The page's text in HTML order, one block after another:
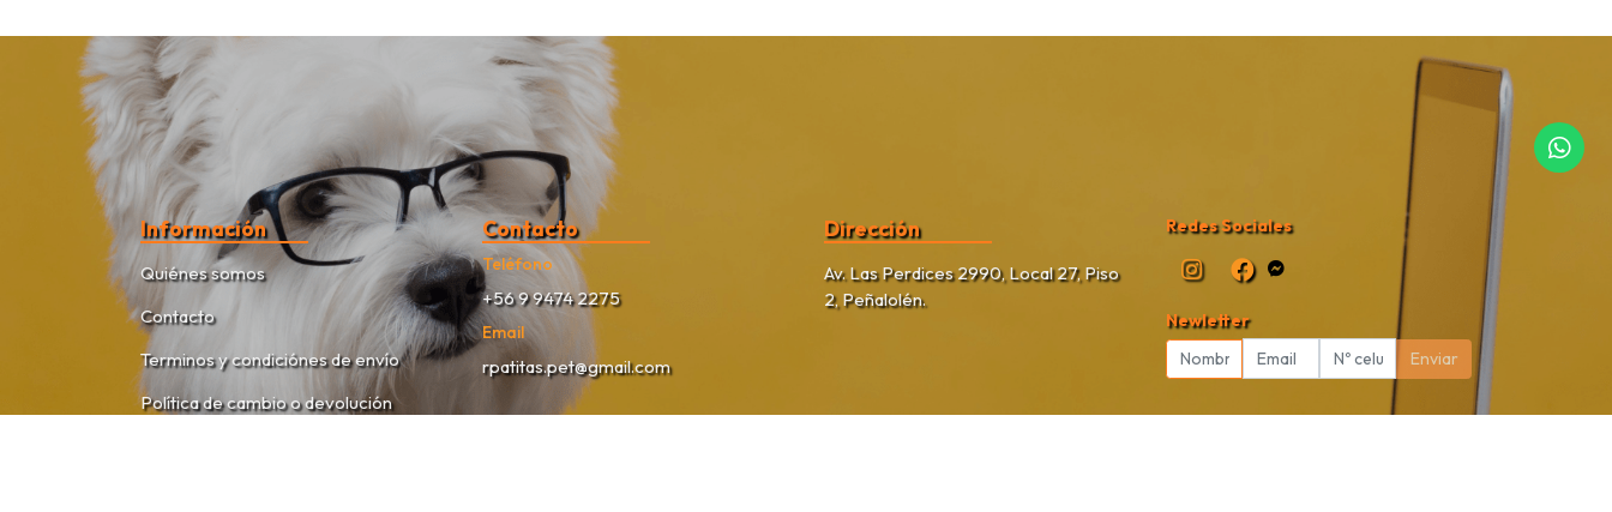
Información
Quiénes somos
Contacto
Terminos y condiciónes de envío
Política de cambio o devolución
Contacto
Teléfono
+56 9 9474 2275
Email
rpatitas.pet@gmail.com
Dirección
Av. Las Perdices 2990, Local 27, Piso
2, Peñalolén.
Redes Sociales
Newletter
Enviar